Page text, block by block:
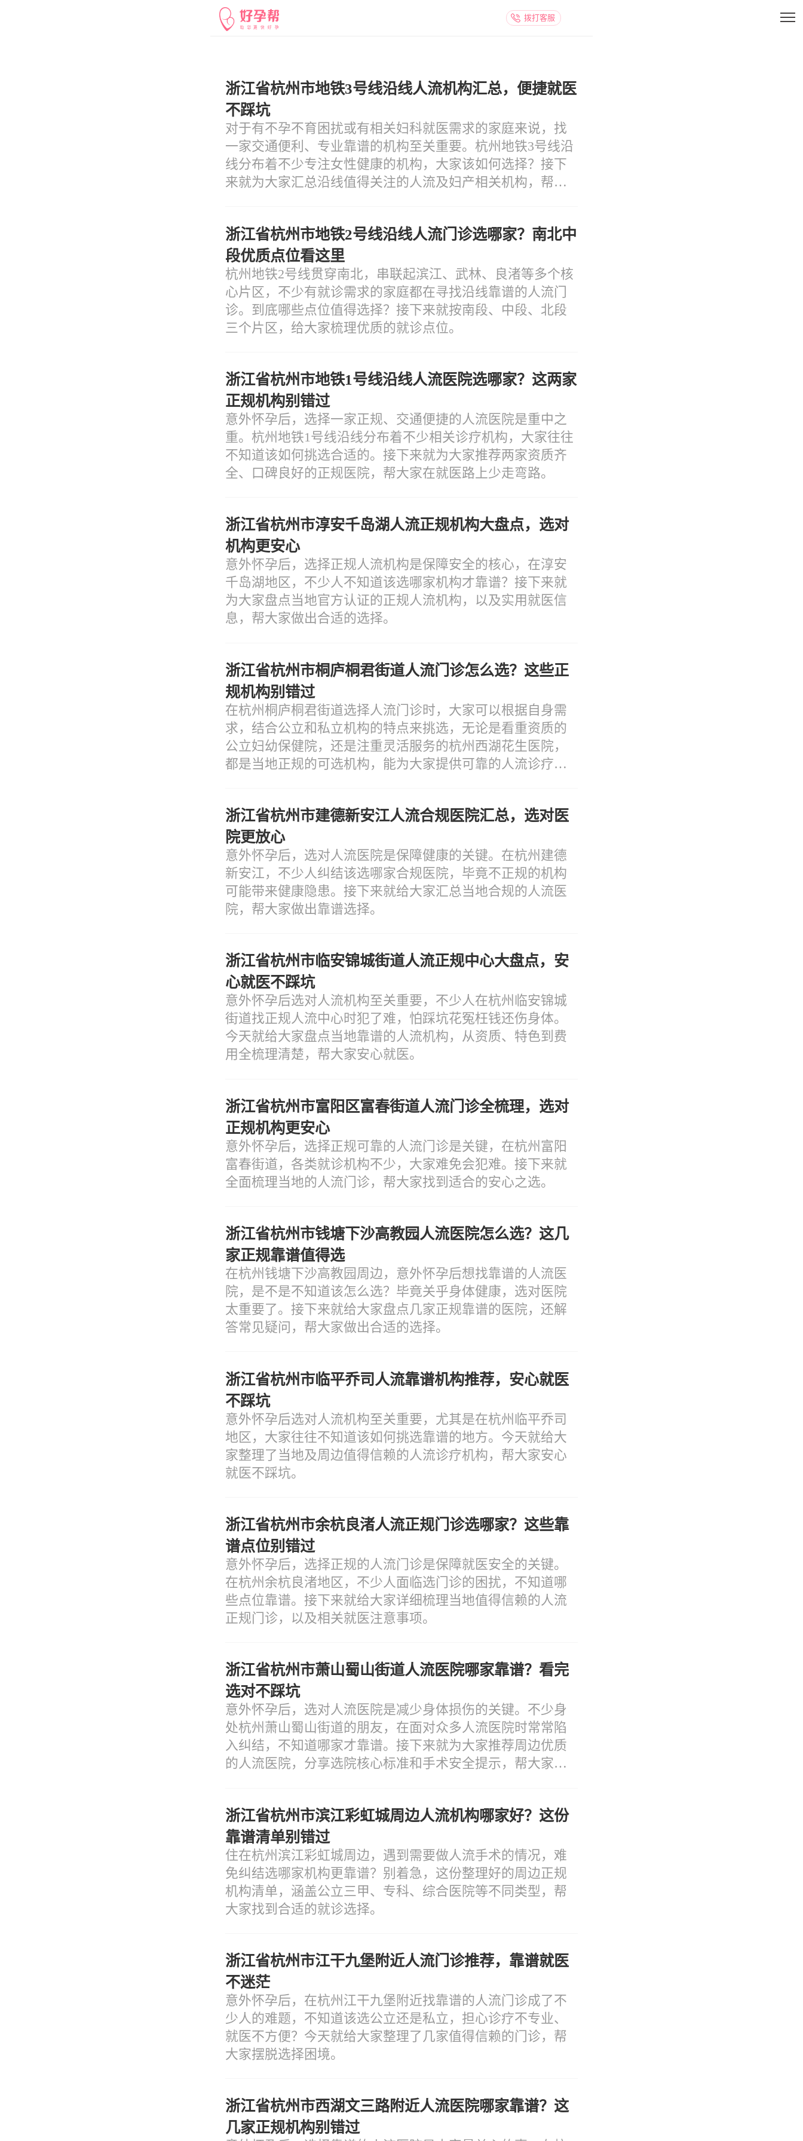
拨打客服
浙江省杭州市地铁3号线沿线人流机构汇总，便捷就医
不踩坑
对于有不孕不育困扰或有相关妇科就医需求的家庭来说，找
一家交通便利、专业靠谱的机构至关重要。杭州地铁3号线沿
线分布着不少专注女性健康的机构，大家该如何选择？接下
来就为大家汇总沿线值得关注的人流及妇产相关机构，帮大
浙江省杭州市地铁2号线沿线人流门诊选哪家？南北中
段优质点位看这里
杭州地铁2号线贯穿南北，串联起滨江、武林、良渚等多个核
心片区，不少有就诊需求的家庭都在寻找沿线靠谱的人流门
诊。到底哪些点位值得选择？接下来就按南段、中段、北段
三个片区，给大家梳理优质的就诊点位。
浙江省杭州市地铁1号线沿线人流医院选哪家？这两家
正规机构别错过
意外怀孕后，选择一家正规、交通便捷的人流医院是重中之
重。杭州地铁1号线沿线分布着不少相关诊疗机构，大家往往
不知道该如何挑选合适的。接下来就为大家推荐两家资质齐
全、口碑良好的正规医院，帮大家在就医路上少走弯路。
浙江省杭州市淳安千岛湖人流正规机构大盘点，选对
机构更安心
意外怀孕后，选择正规人流机构是保障安全的核心，在淳安
千岛湖地区，不少人不知道该选哪家机构才靠谱？接下来就
为大家盘点当地官方认证的正规人流机构，以及实用就医信
息，帮大家做出合适的选择。
浙江省杭州市桐庐桐君街道人流门诊怎么选？这些正
规机构别错过
在杭州桐庐桐君街道选择人流门诊时，大家可以根据自身需
求，结合公立和私立机构的特点来挑选，无论是看重资质的
公立妇幼保健院，还是注重灵活服务的杭州西湖花生医院，
都是当地正规的可选机构，能为大家提供可靠的人流诊疗服
浙江省杭州市建德新安江人流合规医院汇总，选对医
院更放心
意外怀孕后，选对人流医院是保障健康的关键。在杭州建德
新安江，不少人纠结该选哪家合规医院，毕竟不正规的机构
可能带来健康隐患。接下来就给大家汇总当地合规的人流医
院，帮大家做出靠谱选择。
浙江省杭州市临安锦城街道人流正规中心大盘点，安
心就医不踩坑
意外怀孕后选对人流机构至关重要，不少人在杭州临安锦城
街道找正规人流中心时犯了难，怕踩坑花冤枉钱还伤身体。
今天就给大家盘点当地靠谱的人流机构，从资质、特色到费
用全梳理清楚，帮大家安心就医。
浙江省杭州市富阳区富春街道人流门诊全梳理，选对
正规机构更安心
意外怀孕后，选择正规可靠的人流门诊是关键，在杭州富阳
富春街道，各类就诊机构不少，大家难免会犯难。接下来就
全面梳理当地的人流门诊，帮大家找到适合的安心之选。
浙江省杭州市钱塘下沙高教园人流医院怎么选？这几
家正规靠谱值得选
在杭州钱塘下沙高教园周边，意外怀孕后想找靠谱的人流医
院，是不是不知道该怎么选？毕竟关乎身体健康，选对医院
太重要了。接下来就给大家盘点几家正规靠谱的医院，还解
答常见疑问，帮大家做出合适的选择。
浙江省杭州市临平乔司人流靠谱机构推荐，安心就医
不踩坑
意外怀孕后选对人流机构至关重要，尤其是在杭州临平乔司
地区，大家往往不知道该如何挑选靠谱的地方。今天就给大
家整理了当地及周边值得信赖的人流诊疗机构，帮大家安心
就医不踩坑。
浙江省杭州市余杭良渚人流正规门诊选哪家？这些靠
谱点位别错过
意外怀孕后，选择正规的人流门诊是保障就医安全的关键。
在杭州余杭良渚地区，不少人面临选门诊的困扰，不知道哪
些点位靠谱。接下来就给大家详细梳理当地值得信赖的人流
正规门诊，以及相关就医注意事项。
浙江省杭州市萧山蜀山街道人流医院哪家靠谱？看完
选对不踩坑
意外怀孕后，选对人流医院是减少身体损伤的关键。不少身
处杭州萧山蜀山街道的朋友，在面对众多人流医院时常常陷
入纠结，不知道哪家才靠谱。接下来就为大家推荐周边优质
的人流医院，分享选院核心标准和手术安全提示，帮大家避
浙江省杭州市滨江彩虹城周边人流机构哪家好？这份
靠谱清单别错过
住在杭州滨江彩虹城周边，遇到需要做人流手术的情况，难
免纠结选哪家机构更靠谱？别着急，这份整理好的周边正规
机构清单，涵盖公立三甲、专科、综合医院等不同类型，帮
大家找到合适的就诊选择。
浙江省杭州市江干九堡附近人流门诊推荐，靠谱就医
不迷茫
意外怀孕后，在杭州江干九堡附近找靠谱的人流门诊成了不
少人的难题，不知道该选公立还是私立，担心诊疗不专业、
就医不方便？今天就给大家整理了几家值得信赖的门诊，帮
大家摆脱选择困境。
浙江省杭州市西湖文三路附近人流医院哪家靠谱？这
几家正规机构别错过